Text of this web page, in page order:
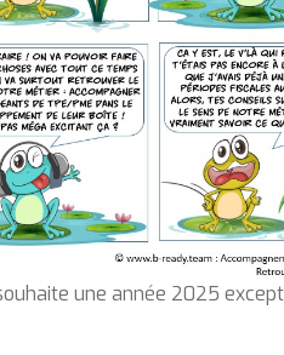
une année 2025